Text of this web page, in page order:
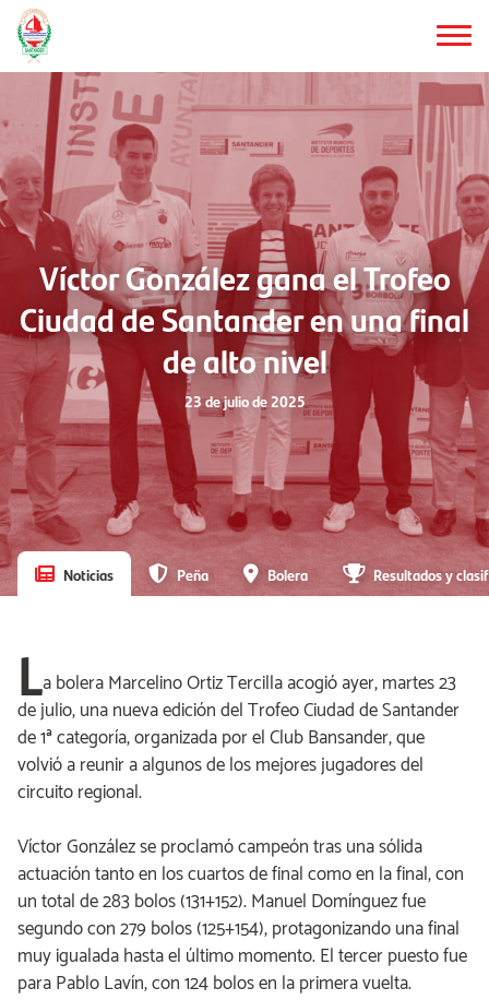
Saltar
al
contenido
principal
Víctor González gana el Trofeo
Ciudad de Santander en una final
de alto nivel
23 de julio de 2025
Noticias Peña Bolera Resultados y
La bolera Marcelino Ortiz Tercilla acogió ayer, martes 23
de julio, una nueva edición del Trofeo Ciudad de Santander
de 1ª categoría, organizada por el Club Bansander, que
volvió a reunir a algunos de los mejores jugadores del
circuito regional.
Víctor González se proclamó campeón tras una sólida
actuación tanto en los cuartos de final como en la final, con
un total de 283 bolos (131+152). Manuel Domínguez fue
segundo con 279 bolos (125+154), protagonizando una final
muy igualada hasta el último momento. El tercer puesto fue
para Pablo Lavín, con 124 bolos en la primera vuelta.